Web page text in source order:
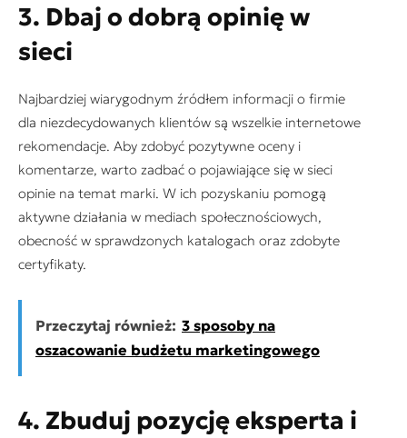
3. Dbaj o dobrą opinię w
sieci
Najbardziej wiarygodnym źródłem informacji o firmie
dla niezdecydowanych klientów są wszelkie internetowe
rekomendacje. Aby zdobyć pozytywne oceny i
komentarze, warto zadbać o pojawiające się w sieci
opinie na temat marki. W ich pozyskaniu pomogą
aktywne działania w mediach społecznościowych,
obecność w sprawdzonych katalogach oraz zdobyte
certyfikaty.
Przeczytaj również: 3 sposoby na
oszacowanie budżetu marketingowego
4. Zbuduj pozycję eksperta i